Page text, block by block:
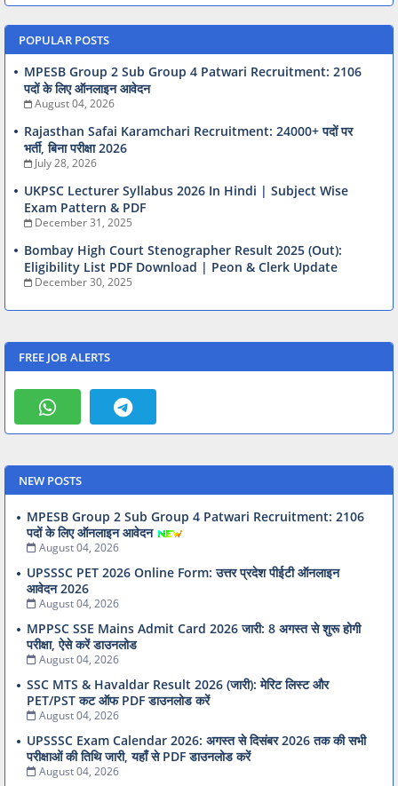
POPULAR POSTS
MPESB Group 2 Sub Group 4 Patwari Recruitment: 2106
पदों के लिए ऑनलाइन आवेदन
August 04, 2026
Rajasthan Safai Karamchari Recruitment: 24000+ पदों पर
भर्ती, बिना परीक्षा 2026
July 28, 2026
UKPSC Lecturer Syllabus 2026 In Hindi | Subject Wise
Exam Pattern & PDF
December 31, 2025
Bombay High Court Stenographer Result 2025 (Out):
Eligibility List PDF Download | Peon & Clerk Update
December 30, 2025
FREE JOB ALERTS
NEW POSTS
MPESB Group 2 Sub Group 4 Patwari Recruitment: 2106
पदों के लिए ऑनलाइन आवेदन
August 04, 2026
UPSSSC PET 2026 Online Form: उत्तर प्रदेश पीईटी ऑनलाइन
आवेदन 2026
August 04, 2026
MPPSC SSE Mains Admit Card 2026 जारी: 8 अगस्त से शुरू होगी
परीक्षा, ऐसे करें डाउनलोड
August 04, 2026
SSC MTS & Havaldar Result 2026 (जारी): मेरिट लिस्ट और
PET/PST कट ऑफ PDF डाउनलोड करें
August 04, 2026
UPSSSC Exam Calendar 2026: अगस्त से दिसंबर 2026 तक की सभी
परीक्षाओं की तिथि जारी, यहाँ से PDF डाउनलोड करें
August 04, 2026